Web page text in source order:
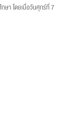
ษา โดยเมื่อวันศุกร์ที่ 7